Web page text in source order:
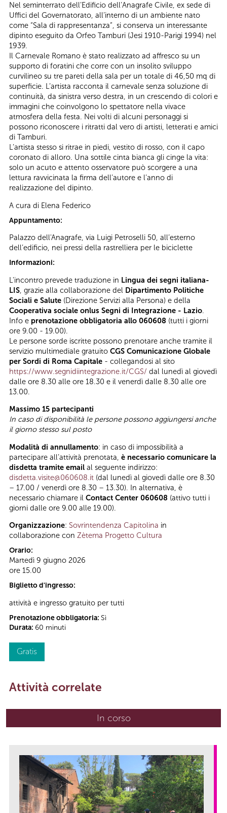
Nel seminterrato dell’Edificio dell’Anagrafe Civile, ex sede di
Uffici del Governatorato, all’interno di un ambiente nato
come “Sala di rappresentanza”, si conserva un interessante
dipinto eseguito da Orfeo Tamburi (Jesi 1910-Parigi 1994) nel
1939.
Il Carnevale Romano è stato realizzato ad affresco su un
supporto di foratini che corre con un insolito sviluppo
curvilineo su tre pareti della sala per un totale di 46,50 mq di
superficie. L’artista racconta il carnevale senza soluzione di
continuità, da sinistra verso destra, in un crescendo di colori e
immagini che coinvolgono lo spettatore nella vivace
atmosfera della festa. Nei volti di alcuni personaggi si
possono riconoscere i ritratti dal vero di artisti, letterati e amici
di Tamburi.
L’artista stesso si ritrae in piedi, vestito di rosso, con il capo
coronato di alloro. Una sottile cinta bianca gli cinge la vita:
solo un acuto e attento osservatore può scorgere a una
lettura ravvicinata la firma dell’autore e l’anno di
realizzazione del dipinto.
A cura di Elena Federico
Appuntamento:
Palazzo dell'Anagrafe, via Luigi Petroselli 50, all’esterno
dell’edificio, nei pressi della rastrelliera per le biciclette
Informazioni:
L'incontro prevede traduzione in Lingua dei segni italiana-
LIS, grazie alla collaborazione del Dipartimento Politiche
Sociali e Salute (Direzione Servizi alla Persona) e della
Cooperativa sociale onlus Segni di Integrazione - Lazio.
Info e prenotazione obbligatoria allo 060608 (tutti i giorni
ore 9.00 - 19.00).
Le persone sorde iscritte possono prenotare anche tramite il
servizio multimediale gratuito CGS Comunicazione Globale
per Sordi di Roma Capitale - collegandosi al sito
https://www.segnidiintegrazione.it/CGS/ dal lunedì al giovedì
dalle ore 8.30 alle ore 18.30 e il venerdì dalle 8.30 alle ore
13.00.
Massimo 15 partecipanti
In caso di disponibilità le persone possono aggiungersi anche
il giorno stesso sul posto
Modalità di annullamento: in caso di impossibilità a
partecipare all’attività prenotata, è necessario comunicare la
disdetta tramite email al seguente indirizzo:
disdetta.visite@060608.it (dal lunedì al giovedì dalle ore 8.30
– 17.00 / venerdì ore 8.30 – 13.30). In alternativa, è
necessario chiamare il Contact Center 060608 (attivo tutti i
giorni dalle ore 9.00 alle 19.00).
Organizzazione: Sovrintendenza Capitolina in
collaborazione con Zètema Progetto Cultura
Orario:
Martedì 9 giugno 2026
ore 15.00
Biglietto d'ingresso:
attività e ingresso gratuito per tutti
Prenotazione obbligatoria: Sì
Durata: 60 minuti
Gratis
Attività correlate
In corso(scheda attiva)